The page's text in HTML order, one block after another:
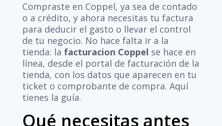
Compraste en Coppel, ya sea de contado
o a crédito, y ahora necesitas tu factura
para deducir el gasto o llevar el control
de tu negocio. No hace falta ir a la
tienda: la facturacion Coppel se hace en
línea, desde el portal de facturación de la
tienda, con los datos que aparecen en tu
ticket o comprobante de compra. Aquí
tienes la guía.
Qué necesitas antes